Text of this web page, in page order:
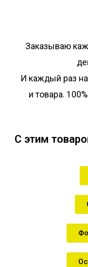
Заказываю
И каждый раз
и товара.
С этим